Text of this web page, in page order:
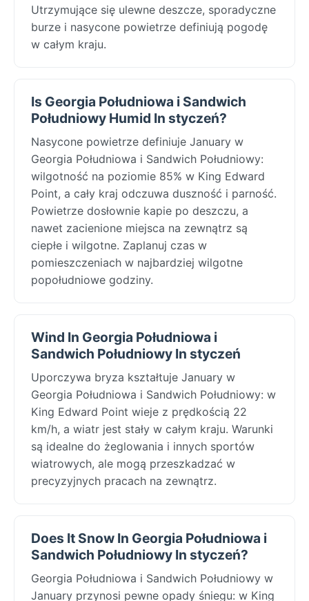
Utrzymujące się ulewne deszcze, sporadyczne
burze i nasycone powietrze definiują pogodę
w całym kraju.
Is Georgia Południowa i Sandwich
Południowy Humid In styczeń?
Nasycone powietrze definiuje January w
Georgia Południowa i Sandwich Południowy:
wilgotność na poziomie 85% w King Edward
Point, a cały kraj odczuwa duszność i parność.
Powietrze dosłownie kapie po deszczu, a
nawet zacienione miejsca na zewnątrz są
ciepłe i wilgotne. Zaplanuj czas w
pomieszczeniach w najbardziej wilgotne
popołudniowe godziny.
Wind In Georgia Południowa i
Sandwich Południowy In styczeń
Uporczywa bryza kształtuje January w
Georgia Południowa i Sandwich Południowy: w
King Edward Point wieje z prędkością 22
km/h, a wiatr jest stały w całym kraju. Warunki
są idealne do żeglowania i innych sportów
wiatrowych, ale mogą przeszkadzać w
precyzyjnych pracach na zewnątrz.
Does It Snow In Georgia Południowa i
Sandwich Południowy In styczeń?
Georgia Południowa i Sandwich Południowy w
January przynosi pewne opady śniegu: w King